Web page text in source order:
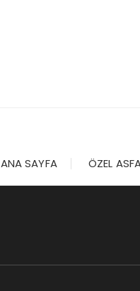
ANA SAYFA ÖZEL